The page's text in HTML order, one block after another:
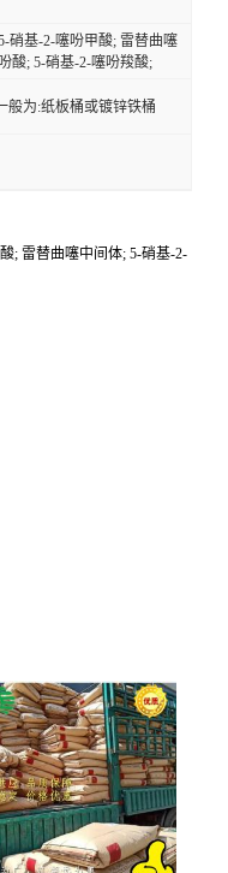
硝基-2-噻吩甲酸; 雷替曲噻
酸; 5-硝基-2-噻吩羧酸;
般为:纸板桶或镀锌铁桶
; 雷替曲噻中间体; 5-硝基-2-